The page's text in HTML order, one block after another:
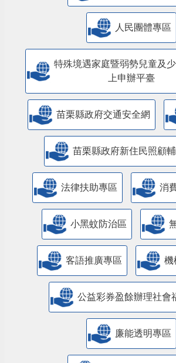
人民團體專區
特殊境遇家庭暨弱勢兒童及
上申辦平臺
苗栗縣政府交通安全網
苗栗縣政府新住民照顧
法律扶助專區 消
小黑蚊防治區
客語推廣專區 機
公益彩券盈餘辦理社會
廉能透明專區